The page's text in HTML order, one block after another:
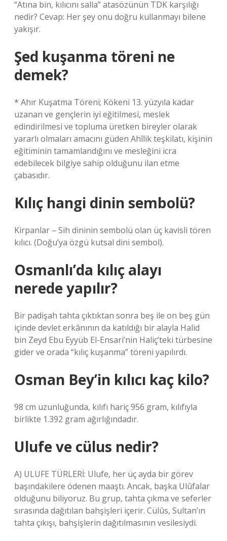
“Atına bin, kılıcını salla” atasözünün TDK karşılığı
nedir? Cevap: Her şey onu doğru kullanmayı bilene
yakışır.
Şed kuşanma töreni ne
demek?
* Ahır Kuşatma Töreni; Kökeni 13. yüzyıla kadar
uzanan ve gençlerin iyi eğitilmesi, meslek
edindirilmesi ve topluma üretken bireyler olarak
yararlı olmaları amacını güden Ahîlik teşkilatı, kişinin
eğitiminin tamamlandığını ve mesleğini icra
edebilecek bilgiye sahip olduğunu ilan etme
çabasıdır.
Kılıç hangi dinin sembolü?
Kirpanlar – Sih dininin sembolü olan üç kavisli tören
kılıcı. (Doğu’ya özgü kutsal dini sembol).
Osmanlı’da kılıç alayı
nerede yapılır?
Bir padişah tahta çıktıktan sonra beş ile on beş gün
içinde devlet erkânının da katıldığı bir alayla Halid
bin Zeyd Ebu Eyyüb El-Ensari’nin Haliç’teki türbesine
gider ve orada “kılıç kuşanma” töreni yapılırdı.
Osman Bey’in kılıcı kaç kilo?
98 cm uzunluğunda, kılıfı hariç 956 gram, kılıfıyla
birlikte 1.392 gram ağırlığındadır.
Ulufe ve cülus nedir?
A) ULUFE TÜRLERİ: Ulufe, her üç ayda bir görev
başındakilere ödenen maaştı. Ancak, başka Ulûfalar
olduğunu biliyoruz. Bu grup, tahta çıkma ve seferler
sırasında dağıtılan bahşişleri içerir. Cülûs, Sultan’ın
tahta çıkışı, bahşişlerin dağıtılmasının vesilesiydi.